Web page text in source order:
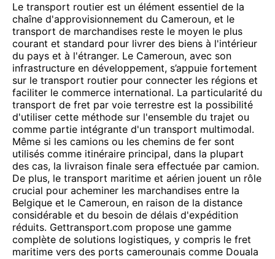
Le transport routier est un élément essentiel de la
chaîne d'approvisionnement du Cameroun, et le
transport de marchandises reste le moyen le plus
courant et standard pour livrer des biens à l'intérieur
du pays et à l'étranger. Le Cameroun, avec son
infrastructure en développement, s’appuie fortement
sur le transport routier pour connecter les régions et
faciliter le commerce international. La particularité du
transport de fret par voie terrestre est la possibilité
d'utiliser cette méthode sur l'ensemble du trajet ou
comme partie intégrante d'un transport multimodal.
Même si les camions ou les chemins de fer sont
utilisés comme itinéraire principal, dans la plupart
des cas, la livraison finale sera effectuée par camion.
De plus, le transport maritime et aérien jouent un rôle
crucial pour acheminer les marchandises entre la
Belgique et le Cameroun, en raison de la distance
considérable et du besoin de délais d'expédition
réduits. Gettransport.com propose une gamme
complète de solutions logistiques, y compris le fret
maritime vers des ports camerounais comme Douala